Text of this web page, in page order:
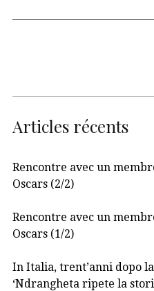
Articles récents
Rencontre avec un
Oscars (2/2)
Rencontre avec un
Oscars (1/2)
In Italia, trent’anni dopo
‘Ndrangheta ripete la